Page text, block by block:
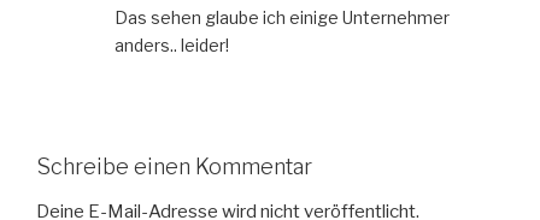
Das sehen glaube ich einige Unternehmer
anders.. leider!
Schreibe einen Kommentar
Deine E-Mail-Adresse wird nicht veröffentlicht.